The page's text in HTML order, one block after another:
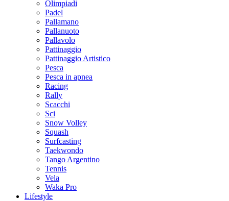
Olimpiadi
Padel
Pallamano
Pallanuoto
Pallavolo
Pattinaggio
Pattinaggio Artistico
Pesca
Pesca in apnea
Racing
Rally
Scacchi
Sci
Snow Volley
Squash
Surfcasting
Taekwondo
Tango Argentino
Tennis
Vela
Waka Pro
Lifestyle